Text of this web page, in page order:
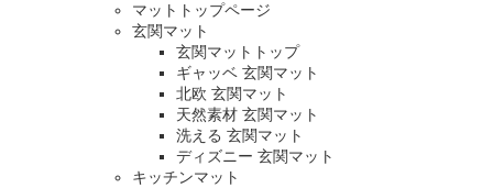
マットトップページ
玄関マット
玄関マットトップ
ギャッベ 玄関マット
北欧 玄関マット
天然素材 玄関マット
洗える 玄関マット
ディズニー 玄関マット
キッチンマット